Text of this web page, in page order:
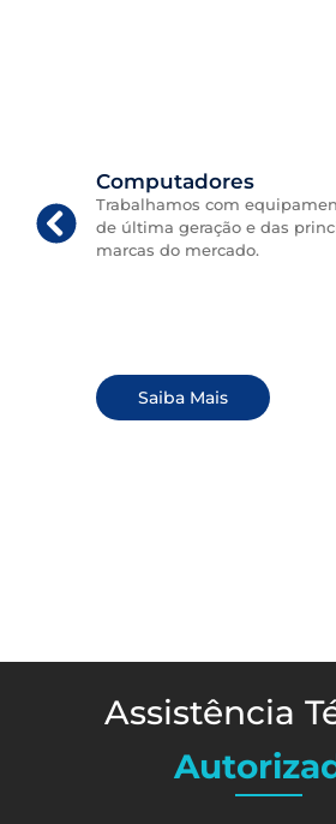
Computadores
Trabalhamos com
de última geração e das
marcas do mercado.
Saiba Mais
Assistência